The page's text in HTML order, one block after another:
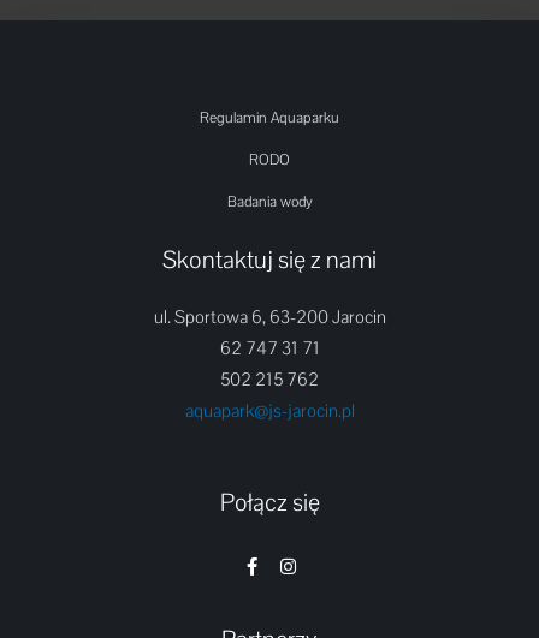
Regulamin Aquaparku
RODO
Badania wody
Skontaktuj się z nami
ul. Sportowa 6, 63-200 Jarocin
62 747 31 71
502 215 762
aquapark@js-jarocin.pl
Połącz się
F
a
I
n